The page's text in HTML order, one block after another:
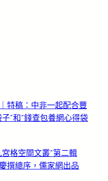
特稿：中非一起配合豐
”和“錢查包養網心得袋
宮格空間文叢”第二輯
撰總序，儒家網出品